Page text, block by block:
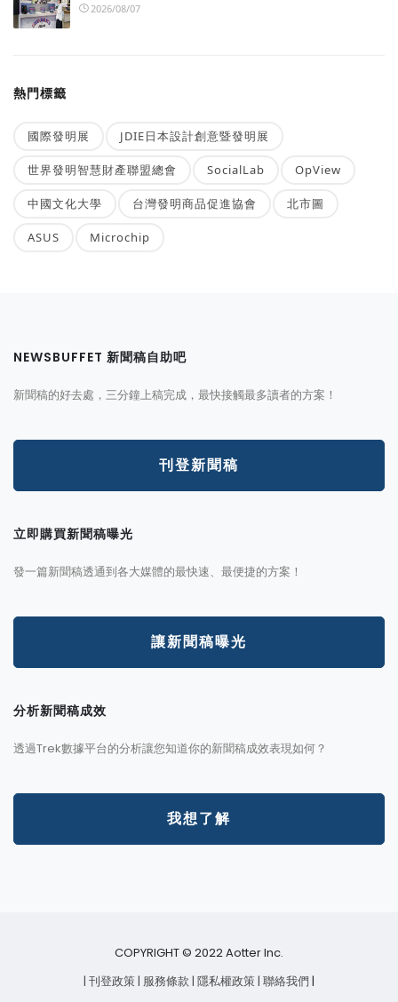
2026/08/07
熱門標籤
國際發明展 JDIE日本設計創意暨發明展
世界發明智慧財產聯盟總會 SocialLab OpView
中國文化大學 台灣發明商品促進協會 北市圖
ASUS Microchip
NEWSBUFFET 新聞稿自助吧
新聞稿的好去處，三分鐘上稿完成，最快接觸最多讀者的方案！
刊登新聞稿
立即購買新聞稿曝光
發一篇新聞稿透通到各大媒體的最快速、最便捷的方案！
讓新聞稿曝光
分析新聞稿成效
透過Trek數據平台的分析讓您知道你的新聞稿成效表現如何？
我想了解
COPYRIGHT © 2022 Aotter Inc.
| 刊登政策| 服務條款 | 隱私權政策| 聯絡我們 |